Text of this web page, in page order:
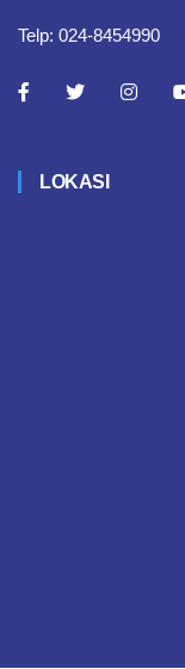
Telp: 024-8454990
LOKASI